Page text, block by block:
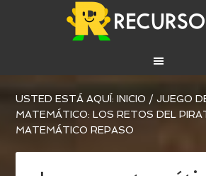
USTED ESTÁ AQUÍ:INICIO / JUEGO
MATEMÁTICO: LOS RETOS DEL
MATEMÁTICO REPASO